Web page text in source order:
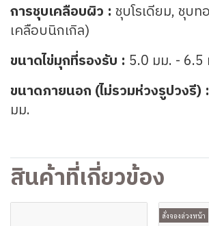
การชุบเคลือบผิว : ชุบโรเดียม, ชุบ
เคลือบนิกเกิล)
ขนาดไข่มุกที่รองรับ : 5.0 มม. - 6.5
ขนาดภายนอก (ไม่รวมห่วงรูปวงรี) :
มม.
สินค้าที่เกี่ยวข้อง
สั่งจองล่วงหน้า